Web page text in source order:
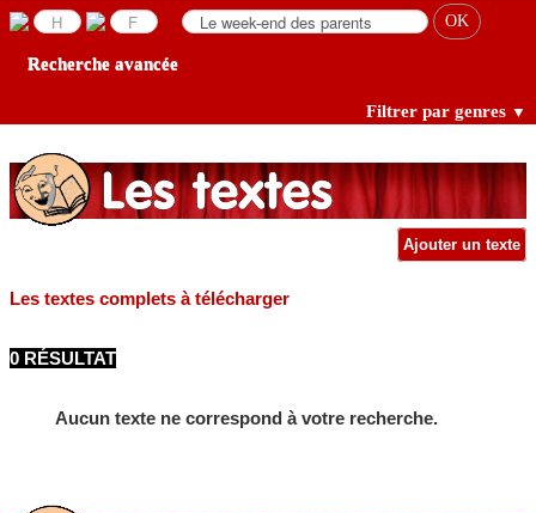
LES ANNONCES
Recherche avancée
Filtrer par genres ▼
Ajouter un texte
Les textes complets à télécharger
0 RÉSULTAT
Aucun texte ne correspond à votre recherche.